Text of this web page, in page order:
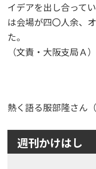
イデアを出し合って
は会場が四〇人余、
た。
（文責・大阪支局Ａ）
熱く語る服部隆さん（
週刊かけはし